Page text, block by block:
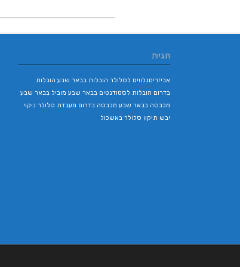
תגיות
אביזריםנלווים לסלולר הובלות בבאר שבע הובלות
בדרום הובלות לסטודנטים בבאר שבע מוביל בבאר שבע
מכבסה בבאר שבע מכבסה בדרום מעבדת סלולר ניקוי
יבש תיקון סלולר באשכול